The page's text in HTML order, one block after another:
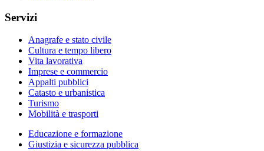
Servizi
Anagrafe e stato civile
Cultura e tempo libero
Vita lavorativa
Imprese e commercio
Appalti pubblici
Catasto e urbanistica
Turismo
Mobilità e trasporti
Educazione e formazione
Giustizia e sicurezza pubblica